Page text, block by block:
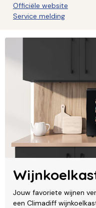
Officiële website
Service melding
Jouw favoriete wijnen
een Climadiff